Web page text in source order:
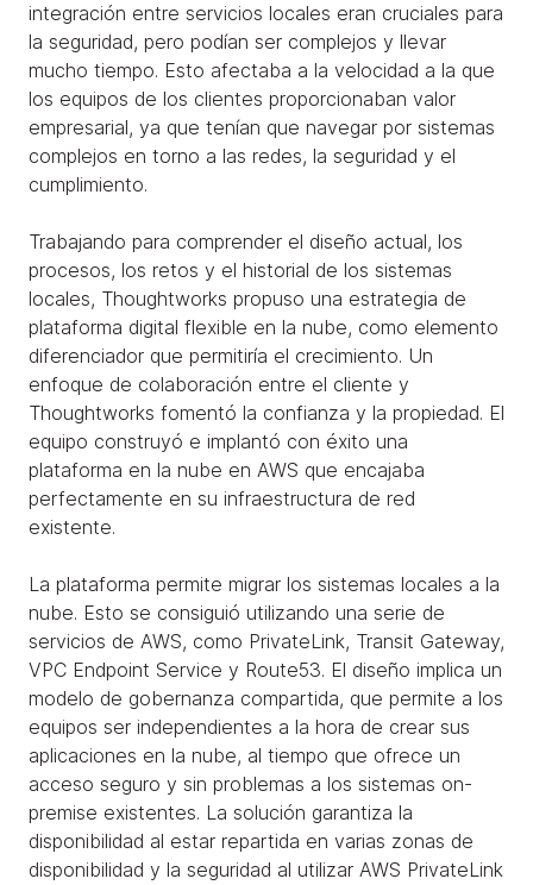
integración entre servicios locales eran cruciales para
la seguridad, pero podían ser complejos y llevar
mucho tiempo. Esto afectaba a la velocidad a la que
los equipos de los clientes proporcionaban valor
empresarial, ya que tenían que navegar por sistemas
complejos en torno a las redes, la seguridad y el
cumplimiento.
Trabajando para comprender el diseño actual, los
procesos, los retos y el historial de los sistemas
locales, Thoughtworks propuso una estrategia de
plataforma digital flexible en la nube, como elemento
diferenciador que permitiría el crecimiento. Un
enfoque de colaboración entre el cliente y
Thoughtworks fomentó la confianza y la propiedad. El
equipo construyó e implantó con éxito una
plataforma en la nube en AWS que encajaba
perfectamente en su infraestructura de red
existente.
La plataforma permite migrar los sistemas locales a la
nube. Esto se consiguió utilizando una serie de
servicios de AWS, como PrivateLink, Transit Gateway,
VPC Endpoint Service y Route53. El diseño implica un
modelo de gobernanza compartida, que permite a los
equipos ser independientes a la hora de crear sus
aplicaciones en la nube, al tiempo que ofrece un
acceso seguro y sin problemas a los sistemas on-
premise existentes. La solución garantiza la
disponibilidad al estar repartida en varias zonas de
disponibilidad y la seguridad al utilizar AWS PrivateLink